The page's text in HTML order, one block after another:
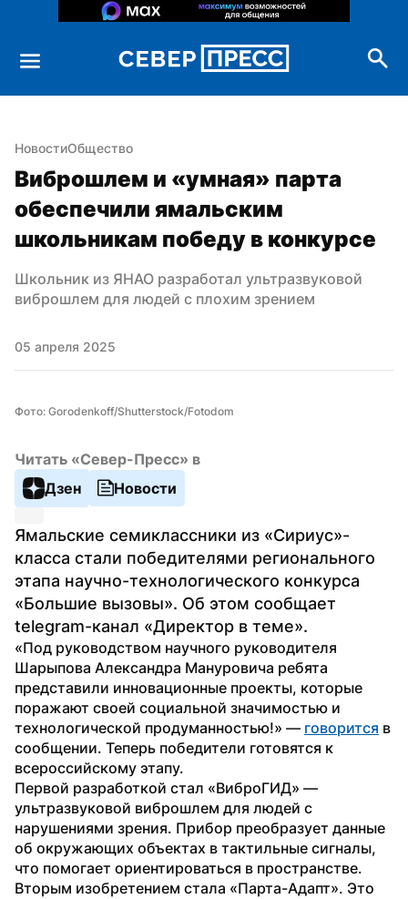
НовостиОбщество
Виброшлем и «умная» парта
обеспечили ямальским
школьникам победу в конкурсе
Школьник из ЯНАО разработал ультразвуковой
виброшлем для людей с плохим зрением
05 апреля 2025
Фото: Gorodenkoff/Shutterstock/Fotodom
Читать «Север-Пресс» в
Дзен
Новости
Ямальские семиклассники из «Сириус»-
класса стали победителями регионального
этапа научно-технологического конкурса
«Большие вызовы». Об этом сообщает
telegram-канал «Директор в теме».
«Под руководством научного руководителя
Шарыпова Александра Мануровича ребята
представили инновационные проекты, которые
поражают своей социальной значимостью и
технологической продуманностью!» — говорится в
сообщении. Теперь победители готовятся к
всероссийскому этапу.
Первой разработкой стал «ВиброГИД» —
ультразвуковой виброшлем для людей с
нарушениями зрения. Прибор преобразует данные
об окружающих объектах в тактильные сигналы,
что помогает ориентироваться в пространстве.
Вторым изобретением стала «Парта-Адапт». Это